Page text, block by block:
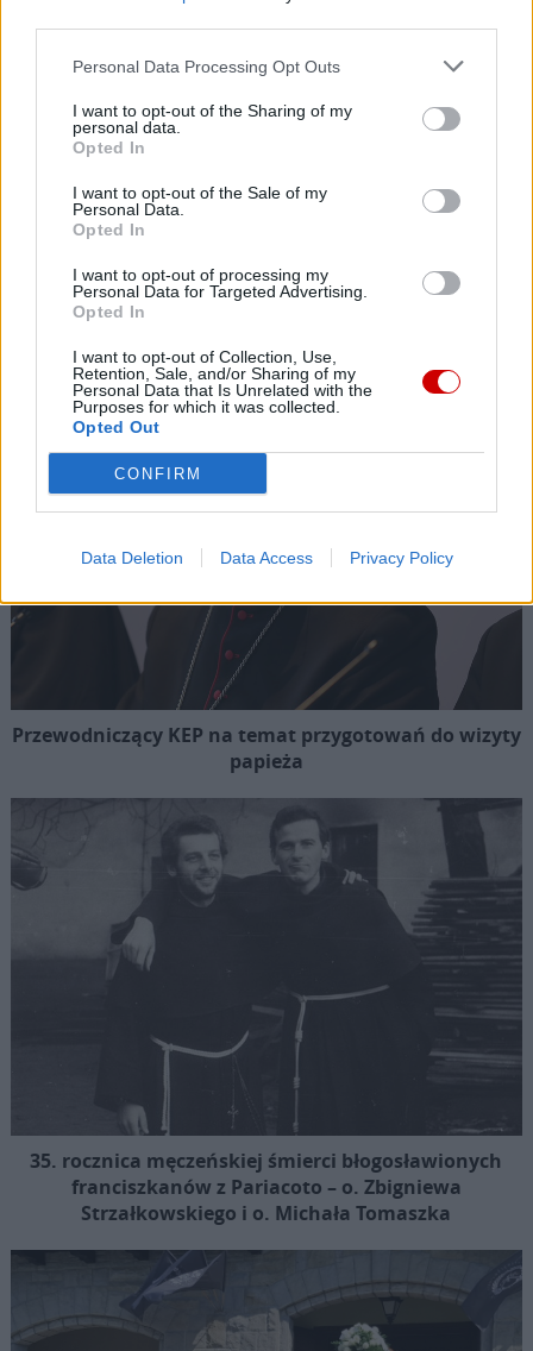
Personal Data Processing Opt Outs
I want to opt-out of the Sharing of my
personal data.
Opted In
I want to opt-out of the Sale of my
Personal Data.
Opted In
I want to opt-out of processing my
Personal Data for Targeted Advertising.
Opted In
I want to opt-out of Collection, Use,
Retention, Sale, and/or Sharing of my
Personal Data that Is Unrelated with the
Purposes for which it was collected.
Opted Out
CONFIRM
Data Deletion Data Access Privacy Policy
pokoju
09 sierpnia 2026 | 20:28
09 sierpnia 2026 | 20:27
09 sierpnia 2026 | 20:00
Ks. Jacek Waligóra w oświęcimskim Karmelu: czuwajcie, nie
dajcie w sobie rosnąć nienawiści
Popularne
Przewodniczący KEP na temat przygotowań do wizyty
papieża
35. rocznica męczeńskiej śmierci błogosławionych
franciszkanów z Pariacoto – o. Zbigniewa
Strzałkowskiego i o. Michała Tomaszka